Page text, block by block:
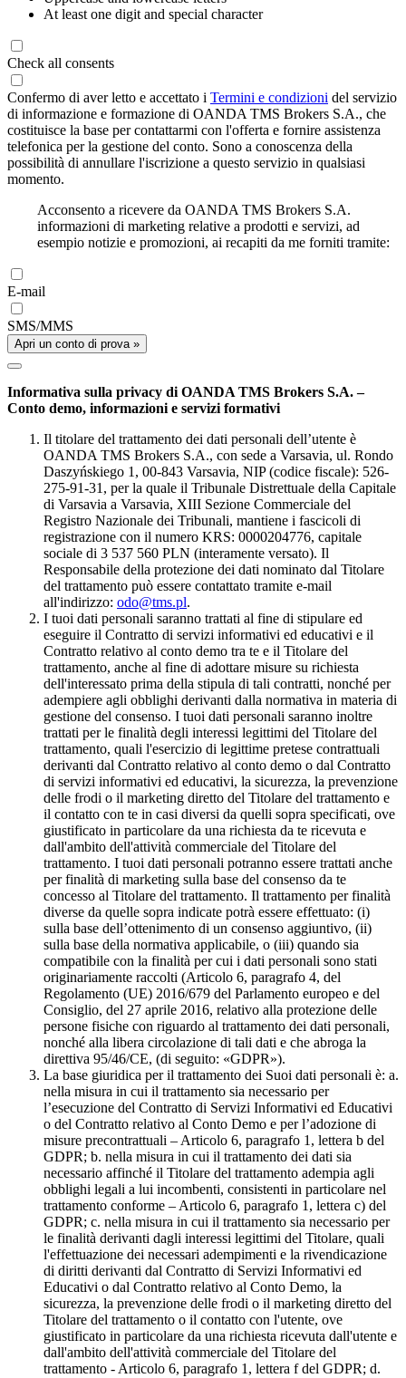
At least one digit and special character
Check all consents
Confermo di aver letto e accettato i Termini e condizioni del servizio
di informazione e formazione di OANDA TMS Brokers S.A., che
costituisce la base per contattarmi con l'offerta e fornire assistenza
telefonica per la gestione del conto. Sono a conoscenza della
possibilità di annullare l'iscrizione a questo servizio in qualsiasi
momento.
Acconsento a ricevere da OANDA TMS Brokers S.A.
informazioni di marketing relative a prodotti e servizi, ad
esempio notizie e promozioni, ai recapiti da me forniti tramite:
E-mail
SMS/MMS
Apri un conto di prova »
Informativa sulla privacy di OANDA TMS Brokers S.A. –
Conto demo, informazioni e servizi formativi
Il titolare del trattamento dei dati personali dell’utente è
OANDA TMS Brokers S.A., con sede a Varsavia, ul. Rondo
Daszyńskiego 1, 00-843 Varsavia, NIP (codice fiscale): 526-
275-91-31, per la quale il Tribunale Distrettuale della Capitale
di Varsavia a Varsavia, XIII Sezione Commerciale del
Registro Nazionale dei Tribunali, mantiene i fascicoli di
registrazione con il numero KRS: 0000204776, capitale
sociale di 3 537 560 PLN (interamente versato). Il
Responsabile della protezione dei dati nominato dal Titolare
del trattamento può essere contattato tramite e-mail
all'indirizzo: odo@tms.pl.
I tuoi dati personali saranno trattati al fine di stipulare ed
eseguire il Contratto di servizi informativi ed educativi e il
Contratto relativo al conto demo tra te e il Titolare del
trattamento, anche al fine di adottare misure su richiesta
dell'interessato prima della stipula di tali contratti, nonché per
adempiere agli obblighi derivanti dalla normativa in materia di
gestione del consenso. I tuoi dati personali saranno inoltre
trattati per le finalità degli interessi legittimi del Titolare del
trattamento, quali l'esercizio di legittime pretese contrattuali
derivanti dal Contratto relativo al conto demo o dal Contratto
di servizi informativi ed educativi, la sicurezza, la prevenzione
delle frodi o il marketing diretto del Titolare del trattamento e
il contatto con te in casi diversi da quelli sopra specificati, ove
giustificato in particolare da una richiesta da te ricevuta e
dall'ambito dell'attività commerciale del Titolare del
trattamento. I tuoi dati personali potranno essere trattati anche
per finalità di marketing sulla base del consenso da te
concesso al Titolare del trattamento. Il trattamento per finalità
diverse da quelle sopra indicate potrà essere effettuato: (i)
sulla base dell’ottenimento di un consenso aggiuntivo, (ii)
sulla base della normativa applicabile, o (iii) quando sia
compatibile con la finalità per cui i dati personali sono stati
originariamente raccolti (Articolo 6, paragrafo 4, del
Regolamento (UE) 2016/679 del Parlamento europeo e del
Consiglio, del 27 aprile 2016, relativo alla protezione delle
persone fisiche con riguardo al trattamento dei dati personali,
nonché alla libera circolazione di tali dati e che abroga la
direttiva 95/46/CE, (di seguito: «GDPR»).
La base giuridica per il trattamento dei Suoi dati personali è: a.
nella misura in cui il trattamento sia necessario per
l’esecuzione del Contratto di Servizi Informativi ed Educativi
o del Contratto relativo al Conto Demo e per l’adozione di
misure precontrattuali – Articolo 6, paragrafo 1, lettera b del
GDPR; b. nella misura in cui il trattamento dei dati sia
necessario affinché il Titolare del trattamento adempia agli
obblighi legali a lui incombenti, consistenti in particolare nel
trattamento conforme – Articolo 6, paragrafo 1, lettera c) del
GDPR; c. nella misura in cui il trattamento sia necessario per
le finalità derivanti dagli interessi legittimi del Titolare, quali
l'effettuazione dei necessari adempimenti e la rivendicazione
di diritti derivanti dal Contratto di Servizi Informativi ed
Educativi o dal Contratto relativo al Conto Demo, la
sicurezza, la prevenzione delle frodi o il marketing diretto del
Titolare del trattamento o il contatto con l'utente, ove
giustificato in particolare da una richiesta ricevuta dall'utente e
dall'ambito dell'attività commerciale del Titolare del
trattamento - Articolo 6, paragrafo 1, lettera f del GDPR; d.